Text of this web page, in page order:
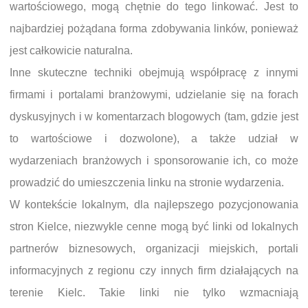
wartościowego, mogą chętnie do tego linkować. Jest to
najbardziej pożądana forma zdobywania linków, ponieważ
jest całkowicie naturalna.
Inne skuteczne techniki obejmują współpracę z innymi
firmami i portalami branżowymi, udzielanie się na forach
dyskusyjnych i w komentarzach blogowych (tam, gdzie jest
to wartościowe i dozwolone), a także udział w
wydarzeniach branżowych i sponsorowanie ich, co może
prowadzić do umieszczenia linku na stronie wydarzenia.
W kontekście lokalnym, dla najlepszego pozycjonowania
stron Kielce, niezwykle cenne mogą być linki od lokalnych
partnerów biznesowych, organizacji miejskich, portali
informacyjnych z regionu czy innych firm działających na
terenie Kielc. Takie linki nie tylko wzmacniają